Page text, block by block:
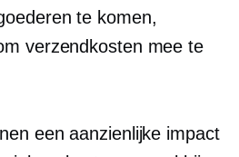
te komen,
verzendkosten mee te
een aanzienlijke impact